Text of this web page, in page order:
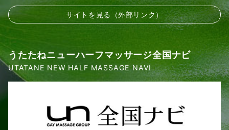
サイトを見る（外部リンク）
うたたねニューハーフマッサージ全国ナビ
UTATANE NEW HALF MASSAGE NAVI